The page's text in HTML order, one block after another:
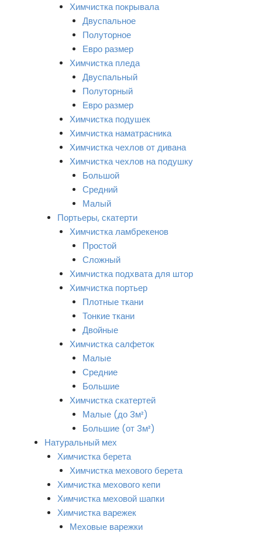
Химчистка покрывала
Двуспальное
Полуторное
Евро размер
Химчистка пледа
Двуспальный
Полуторный
Евро размер
Химчистка подушек
Химчистка наматрасника
Химчистка чехлов от дивана
Химчистка чехлов на подушку
Большой
Средний
Малый
Портьеры, скатерти
Химчистка ламбрекенов
Простой
Сложный
Химчистка подхвата для штор
Химчистка портьер
Плотные ткани
Тонкие ткани
Двойные
Химчистка салфеток
Малые
Средние
Большие
Химчистка скатертей
Малые (до 3м²)
Большие (от 3м²)
Натуральный мех
Химчистка берета
Химчистка мехового берета
Химчистка мехового кепи
Химчистка меховой шапки
Химчистка варежек
Меховые варежки